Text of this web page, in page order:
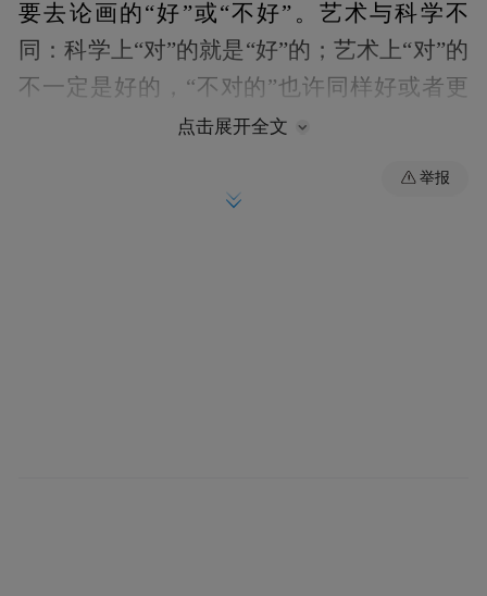
要去论画的“好”或“不好”。艺术与科学不
同：科学上“对”的就是“好”的；艺术上“对”的
不一定是好的，“不对的”也许同样好或者更
好。从生物学上讲，孙悟空是“不对”的，但
点击展开全文
举报